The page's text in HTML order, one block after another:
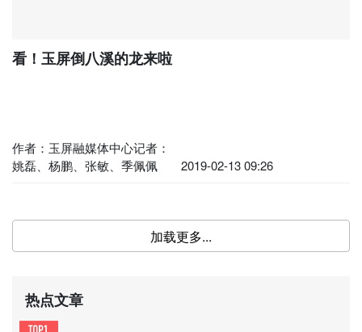
看！玉屏倒八溪的龙来啦
作者：玉屏融媒体中心记者：
姚磊、杨鹏、张敏、季佩佩
2019-02-13 09:26
加载更多...
热点文章